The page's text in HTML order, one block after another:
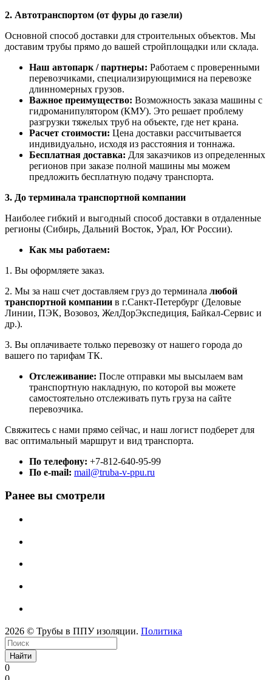
2. Автотранспортом (от фуры до газели)
Основной способ доставки для строительных объектов. Мы
доставим трубы прямо до вашей стройплощадки или склада.
Наш автопарк / партнеры: Работаем с проверенными
перевозчиками, специализирующимися на перевозке
длинномерных грузов.
Важное преимущество: Возможность заказа машины с
гидроманипулятором (КМУ). Это решает проблему
разгрузки тяжелых труб на объекте, где нет крана.
Расчет стоимости: Цена доставки рассчитывается
индивидуально, исходя из расстояния и тоннажа.
Бесплатная доставка: Для заказчиков из определенных
регионов при заказе полной машины мы можем
предложить бесплатную подачу транспорта.
3. До терминала транспортной компании
Наиболее гибкий и выгодный способ доставки в отдаленные
регионы (Сибирь, Дальний Восток, Урал, Юг России).
Как мы работаем:
1. Вы оформляете заказ.
2. Мы за наш счет доставляем груз до терминала любой
транспортной компании в г.Санкт-Петербург (Деловые
Линии, ПЭК, Возовоз, ЖелДорЭкспедиция, Байкал-Сервис и
др.).
3. Вы оплачиваете только перевозку от нашего города до
вашего по тарифам ТК.
Отслеживание: После отправки мы высылаем вам
транспортную накладную, по которой вы можете
самостоятельно отслеживать путь груза на сайте
перевозчика.
Свяжитесь с нами прямо сейчас, и наш логист подберет для
вас оптимальный маршрут и вид транспорта.
По телефону: +7-812-640-95-99
По e-mail: mail@truba-v-ppu.ru
Ранее вы смотрели
2026 © Трубы в ППУ изоляции. Политика
Найти
0